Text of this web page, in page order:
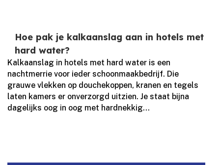
Hoe pak je kalkaanslag aan in hotels met
hard water?
Kalkaanslag in hotels met hard water is een
nachtmerrie voor ieder schoonmaakbedrijf.​ Die
grauwe vlekken op douchekoppen, kranen en tegels
laten kamers er onverzorgd uitzien.​ Je staat bijna
dagelijks oog in oog met hardnekkig...